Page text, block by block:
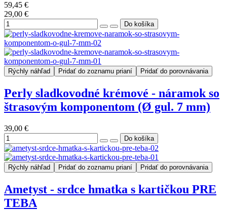
59,45 €
29,00 €
Rýchly náhľad Pridať do zoznamu prianí Pridať do porovnávania
Perly sladkovodné krémové - náramok so
štrasovým komponentom (Ø gul. 7 mm)
39,00 €
Rýchly náhľad Pridať do zoznamu prianí Pridať do porovnávania
Ametyst - srdce hmatka s kartičkou PRE
TEBA